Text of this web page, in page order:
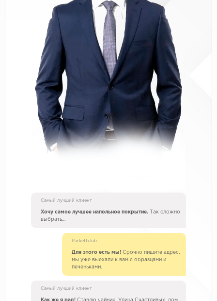
Самый лучший клиент
Хочу самое лучшее напольное покрытие. Так сложно
выбрать…
Parkettclub
Для этого есть мы! Срочно пишите адрес,
мы уже выехали к вам с образцами и
печеньками.
Самый лучший клиент